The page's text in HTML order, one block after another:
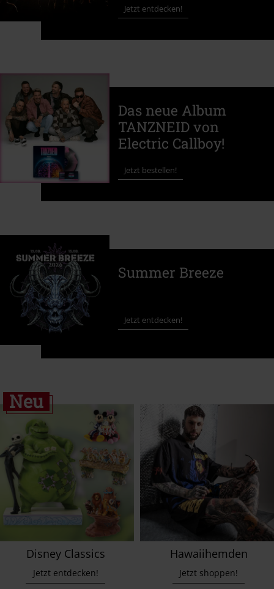
Jetzt entdecken!
Das neue Album
TANZNEID von
Electric Callboy!
Jetzt bestellen!
Summer Breeze
Jetzt entdecken!
Neu
Disney Classics
Jetzt entdecken!
Hawaiihemden
Jetzt shoppen!